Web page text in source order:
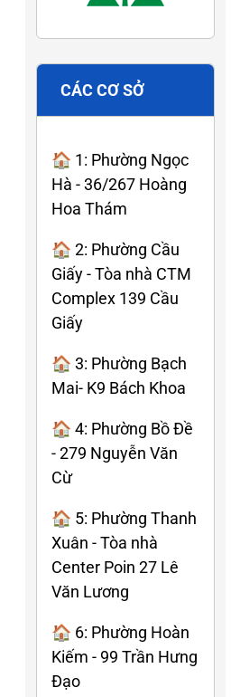
CÁC CƠ SỞ
🏠 1: Phường Ngọc
Hà - 36/267 Hoàng
Hoa Thám
🏠 2: Phường Cầu
Giấy - Tòa nhà CTM
Complex 139 Cầu
Giấy
🏠 3: Phường Bạch
Mai- K9 Bách Khoa
🏠 4: Phường Bồ Đề
- 279 Nguyễn Văn
Cừ
🏠 5: Phường Thanh
Xuân - Tòa nhà
Center Poin 27 Lê
Văn Lương
🏠 6: Phường Hoàn
Kiếm - 99 Trần Hưng
Đạo